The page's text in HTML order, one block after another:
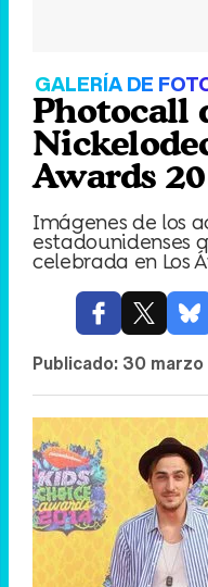
GALERÍA DE
Photocall
Awards
Imágenes de los
estadounidenses
celebrada en Los
Publicado: 30